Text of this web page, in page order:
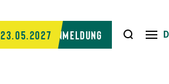
23.05.2027 Anmeldung Suche
Menü